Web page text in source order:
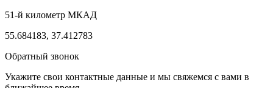
51-й километр МКАД
55.684183, 37.412783
Обратный звонок
Укажите свои контактные данные и мы свяжемся с вами в